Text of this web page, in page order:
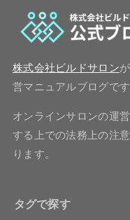
株式会社ビルドサロン
営マニュアルブログです
オンラインサロンの運
する上での法務上の注
ります。
タグで探す